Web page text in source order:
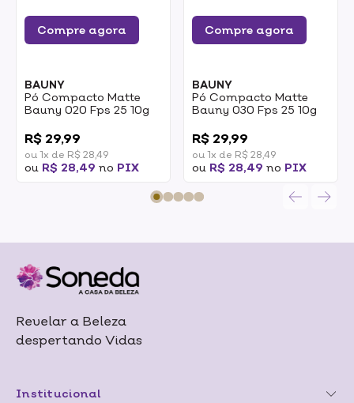
Compre agora
BAUNY
Pó Compacto Matte
Bauny 020 Fps 25 10g
R$ 29,99
ou 1x de R$ 28,49
ou R$ 28,49 no PIX
Compre agora
BAUNY
Pó Compacto Matte
Bauny 030 Fps 25 10g
R$ 29,99
ou 1x de R$ 28,49
ou R$ 28,49 no PIX
Revelar a Beleza
despertando Vidas
Institucional